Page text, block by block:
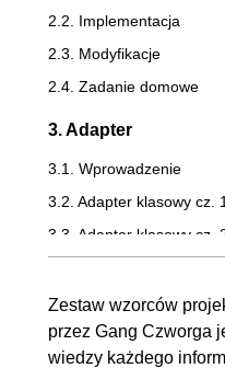
2.2. Implementacja
2.3. Modyfikacje
2.4. Zadanie domowe
3. Adapter
3.1. Wprowadzenie
3.2. Adapter klasowy cz. 1
3.3. Adapter klasowy cz.
4. Dekorator
4.1. Wprowadzenie
Zestaw wzorców
przez Gang Czworga
wiedzy każdego